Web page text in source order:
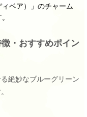
ィベア）」のチャーム
・おすすめポイン
絶妙なブルーグリーン